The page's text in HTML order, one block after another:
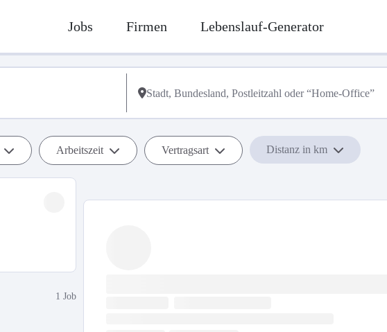
Jobs Firmen Lebenslauf-Generator
Arbeitszeit Vertragsart Distanz in km
1 Job